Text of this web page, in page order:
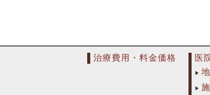
治療費用・料金価格
医